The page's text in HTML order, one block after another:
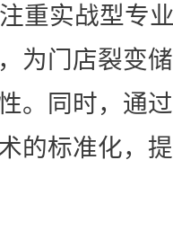
重实战型专
为门店裂变
。同时，通
的标准化，